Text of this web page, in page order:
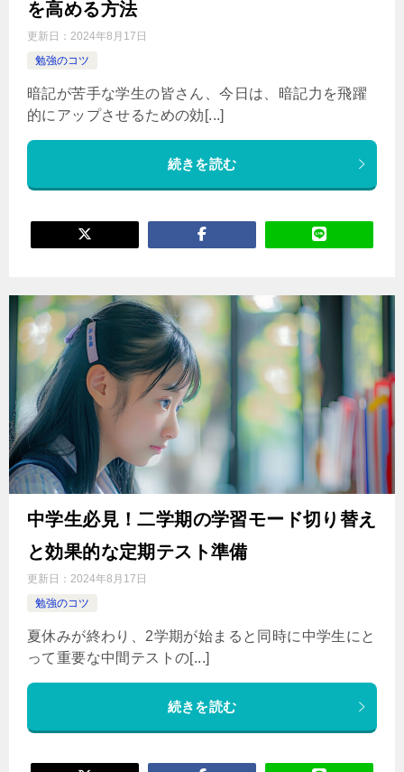
を高める方法
更新日： 2024年8月17日
勉強のコツ
暗記が苦手な学生の皆さん、今日は、暗記力を飛躍
的にアップさせるための効[...]
続きを読む
中学生必見！二学期の学習モード切り替え
と効果的な定期テスト準備
更新日： 2024年8月17日
勉強のコツ
夏休みが終わり、2学期が始まると同時に中学生にと
って重要な中間テストの[...]
続きを読む